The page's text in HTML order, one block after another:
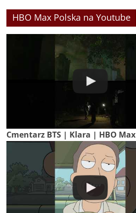
HBO Max Polska na Youtube
Cmentarz BTS | Klara | HBO Max